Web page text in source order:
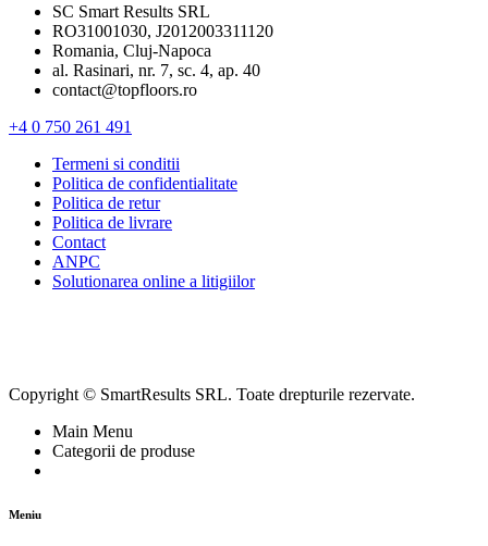
SC Smart Results SRL
RO31001030, J2012003311120
Romania, Cluj-Napoca
al. Rasinari, nr. 7, sc. 4, ap. 40
contact@topfloors.ro
+4 0 750 261 491
Termeni si conditii
Politica de confidentialitate
Politica de retur
Politica de livrare
Contact
ANPC
Solutionarea online a litigiilor
Copyright © SmartResults SRL. Toate drepturile rezervate.
Main Menu
Categorii de produse
Meniu